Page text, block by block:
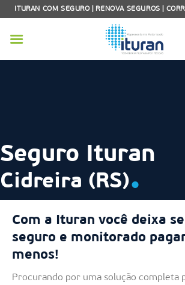
Skip
content
ITURAN COM SEGURO | RENOVA SEGUROS |
Seguro Ituran
Cidreira (RS).
Com a Ituran você deixa
seguro e monitorado
menos!
Procurando por uma solução completa